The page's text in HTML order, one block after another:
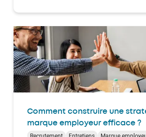
Comment construire une
marque employeur efficace ?